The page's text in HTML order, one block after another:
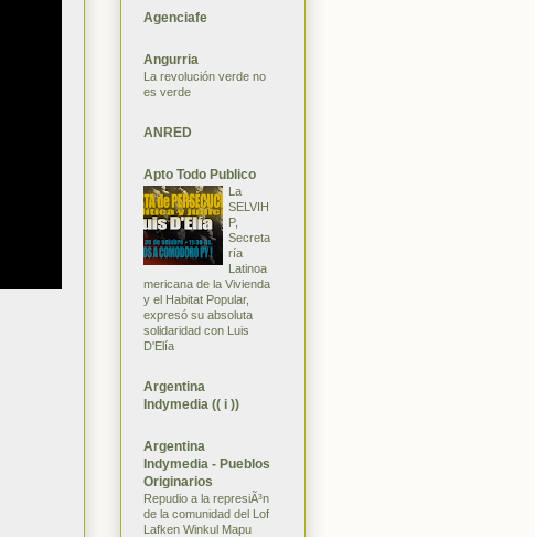
Agenciafe
Angurria
La revolución verde no
es verde
ANRED
Apto Todo Publico
La
SELVIH
P,
Secreta
ría
Latinoa
mericana de la Vivienda
y el Habitat Popular,
expresó su absoluta
solidaridad con Luis
D'Elía
Argentina
Indymedia (( i ))
Argentina
Indymedia - Pueblos
Originarios
Repudio a la represiÃ³n
de la comunidad del Lof
Lafken Winkul Mapu